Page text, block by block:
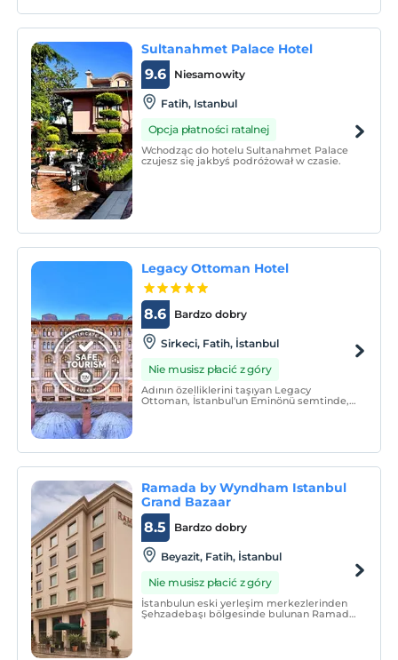
Sultanahmet Palace Hotel
Niesamowity
9.6
Fatih, Istanbul
Opcja płatności ratalnej
Wchodząc do hotelu Sultanahmet Palace
czujesz się jakbyś podróżował w czasie.
Legacy Ottoman Hotel
Bardzo dobry
8.6
Sirkeci, Fatih, İstanbul
Nie musisz płacić z góry
Adının özelliklerini taşıyan Legacy
Ottoman, İstanbul'un Eminönü semtinde,
Ramada by Wyndham Istanbul
Grand Bazaar
Bardzo dobry
8.5
Beyazit, Fatih, İstanbul
Nie musisz płacić z góry
İstanbulun eski yerleşim merkezlerinden
Şehzadebaşı bölgesinde bulunan Ramada